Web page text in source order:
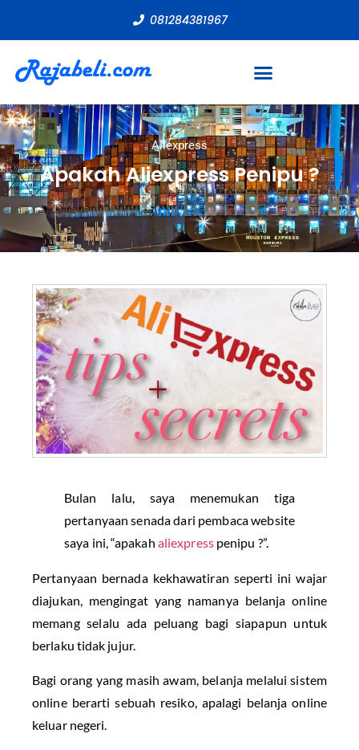
081284381967
Aliexpress
Apakah Aliexpress Penipu ?
Bulan lalu, saya menemukan tiga
pertanyaan senada dari pembaca website
saya ini, “apakah aliexpresspenipu ?”.
Pertanyaan bernada kekhawatiran seperti ini wajar
diajukan, mengingat yang namanya belanja online
memang selalu ada peluang bagi siapapun untuk
berlaku tidak jujur.
Bagi orang yang masih awam, belanja melalui sistem
online berarti sebuah resiko, apalagi belanja online
keluar negeri.